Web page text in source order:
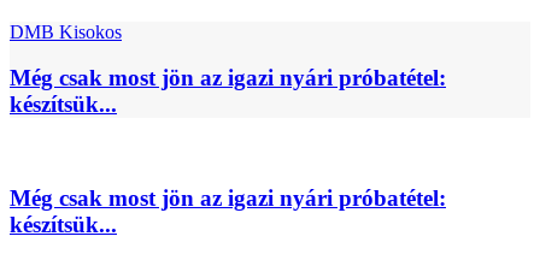
DMB Kisokos
Még csak most jön az igazi nyári próbatétel:
készítsük...
Még csak most jön az igazi nyári próbatétel:
készítsük...